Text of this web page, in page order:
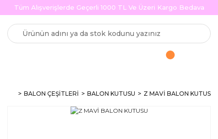
Tüm Alışverişlerde Geçerli 1000 TL Ve Üzeri Kargo Bedava
BALON ÇEŞİTLERİ BALON KUTUSU Z MAVİ BALON KUTUSU